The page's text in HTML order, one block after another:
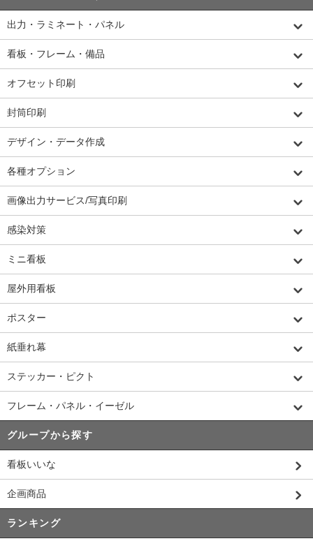
出力・ラミネート・パネル
看板・フレーム・備品
オフセット印刷
封筒印刷
デザイン・データ作成
各種オプション
画像出力サービス/写真印刷
感染対策
ミニ看板
屋外用看板
ポスター
紙垂れ幕
ステッカー・ピクト
フレーム・パネル・イーゼル
グループから探す
看板いいな
企画商品
ランキング